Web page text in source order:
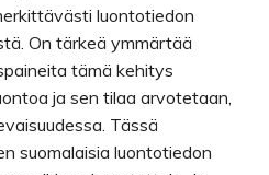
luontotiedon
On tärkeä ymmärtää
tämä kehitys
ja sen tilaa arvotetaan,
Tässä
suomalaisia luontotiedon